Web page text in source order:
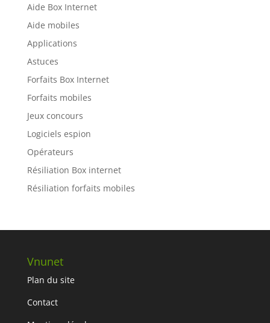
Aide Box Internet
Aide mobiles
Applications
Astuces
Forfaits Box Internet
Forfaits mobiles
Jeux concours
Logiciels espion
Opérateurs
Résiliation Box internet
Résiliation forfaits mobiles
Vnunet
Plan du site
Contact